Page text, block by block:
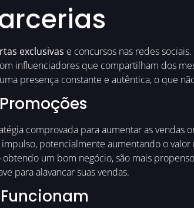
exclusivas e concursos nas redes
influenciadores que compartilham dos
presença constante e autêntica, o que
comprovada para aumentar as vendas
potencialmente aumentando o
um bom negócio, são mais
para alavancar suas vendas.